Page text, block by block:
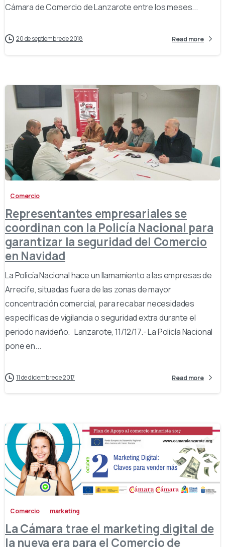
Cámara de Comercio de Lanzarote entre los meses...
20 de septiembre de 2018 Read more
-
Comercio
Representantes empresariales se
coordinan con la Policía Nacional para
garantizar la seguridad del Comercio
en Navidad
La Policía Nacional hace un llamamiento a las empresas de
Arrecife, situadas fuera de las zonas de mayor
concentración comercial, para recabar necesidades
específicas de vigilancia o seguridad extra durante el
periodo navideño. Lanzarote, 11/12/17.- La Policía Nacional
pone en...
11 de diciembre de 2017 Read more
Comercio marketing
La Cámara trae el marketing digital de
la nueva era para el Comercio de